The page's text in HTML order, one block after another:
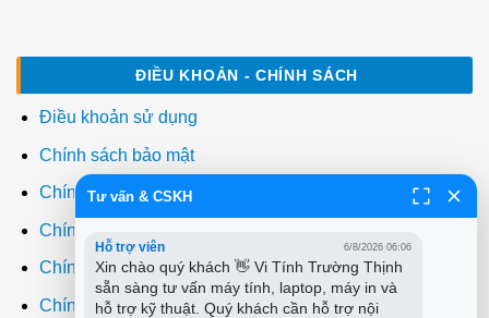
ĐIỀU KHOẢN - CHÍNH SÁCH
Điều khoản sử dụng
Chính sách bảo mật
Chính sách thanh toán
Chính sách giao hàng
Chính sách đổi trả
Chính sách bảo hành
Tư vấn & CSKH
Hỗ trợ viên 6/8/2026 06:06
Xin chào quý khách 👋 Vi Tính Trường Thịnh
sẵn sàng tư vấn máy tính, laptop, máy in và
hỗ trợ kỹ thuật. Quý khách cần hỗ trợ nội